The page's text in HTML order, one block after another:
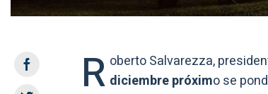
R oberto Salvarezza,
diciembre próximo se